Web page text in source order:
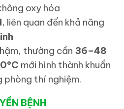
oxy hóa
, liên quan đến khả năng
thường cần 36–48
mới hình thành khuẩn
phòng thí nghiệm.
BỆNH